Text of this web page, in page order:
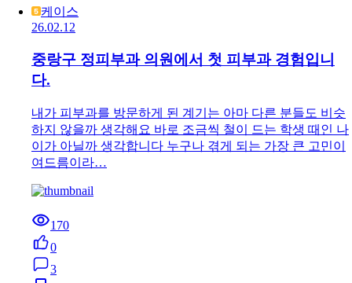
케이스
26.02.12
중랑구 정피부과 의원에서 첫 피부과 경험입니
다.
내가 피부과를 방문하게 된 계기는 아마 다른 분들도 비슷
하지 않을까 생각해요 바로 조금씩 철이 드는 학생 때인 나
이가 아닐까 생각합니다 누구나 겪게 되는 가장 큰 고민이
여드름이라…
170
0
3